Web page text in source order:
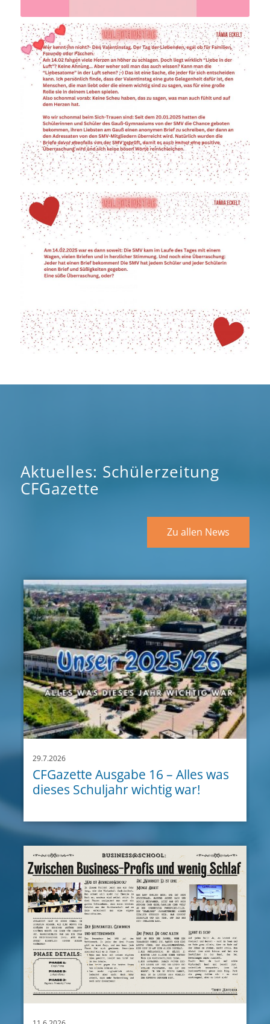
Aktuelles: Schülerzeitung
CFGazette
Zu allen News
29.7.2026
CFGazette Ausgabe 16 – Alles was
dieses Schuljahr wichtig war!